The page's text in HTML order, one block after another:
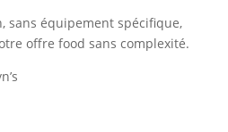
sans équipement spécifique,
offre food sans complexité.